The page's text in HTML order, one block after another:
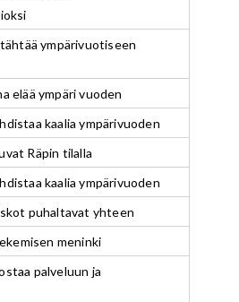
ympärivuotiseen
elää ympäri vuoden
kaalia ympärivuoden
Räpin tilalla
kaalia ympärivuoden
puhaltavat yhteen
meninki
palveluun ja